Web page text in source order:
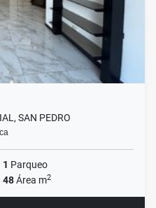
SAN PEDRO
1 Parqueo
48Área m2